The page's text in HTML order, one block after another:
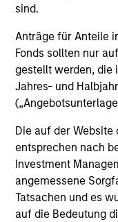
sind.
Anträge für Anteile
Fonds sollten nur
gestellt werden, die
Jahres- und
Die auf der
entsprechen nach
Investment
angemessene
Tatsachen und es
auf die Bedeutung
Morgan Stanley
Morgan Stanley